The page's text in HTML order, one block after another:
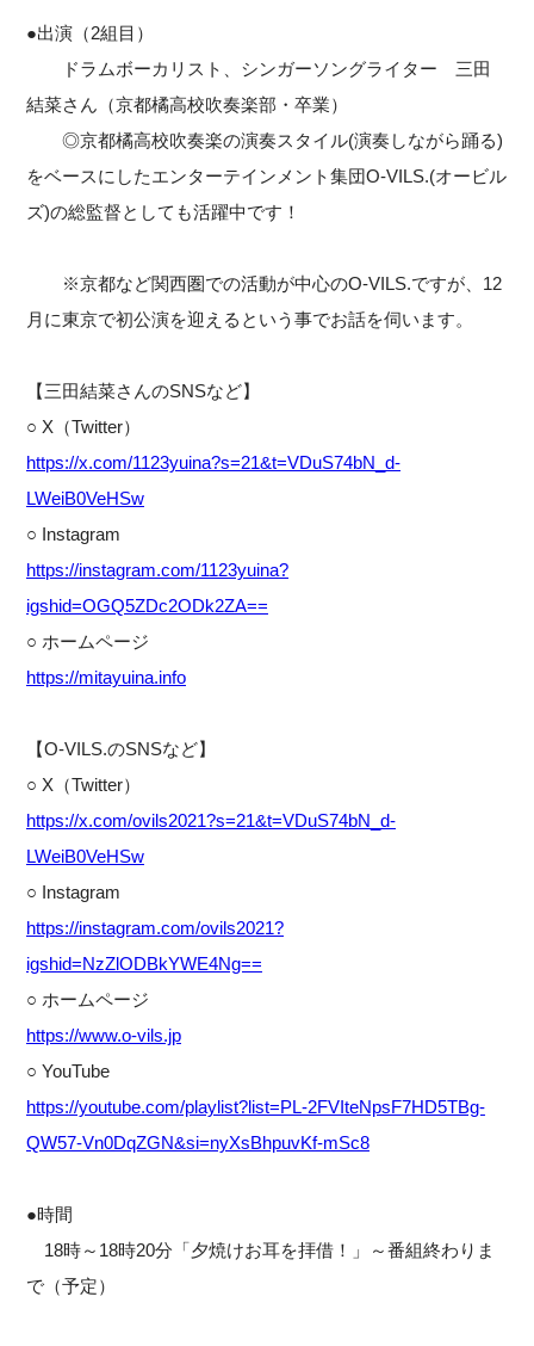
●出演（2組目）
ドラムボーカリスト、シンガーソングライター 三田
結菜さん（京都橘高校吹奏楽部・卒業）
◎京都橘高校吹奏楽の演奏スタイル(演奏しながら踊る)
をベースにしたエンターテインメント集団O-VILS.(オービル
ズ)の総監督としても活躍中です！
※京都など関西圏での活動が中心のO-VILS.ですが、12
月に東京で初公演を迎えるという事でお話を伺います。
【三田結菜さんのSNSなど】
○ X（Twitter）
https://x.com/1123yuina?s=21&t=VDuS74bN_d-
LWeiB0VeHSw
○ Instagram
https://instagram.com/1123yuina?
igshid=OGQ5ZDc2ODk2ZA==
○ ホームページ
https://mitayuina.info
【O-VILS.のSNSなど】
○ X（Twitter）
https://x.com/ovils2021?s=21&t=VDuS74bN_d-
LWeiB0VeHSw
○ Instagram
https://instagram.com/ovils2021?
igshid=NzZlODBkYWE4Ng==
○ ホームページ
https://www.o-vils.jp
○ YouTube
https://youtube.com/playlist?list=PL-2FVIteNpsF7HD5TBg-
QW57-Vn0DqZGN&si=nyXsBhpuvKf-mSc8
●時間
18時～18時20分「夕焼けお耳を拝借！」～番組終わりま
で（予定）